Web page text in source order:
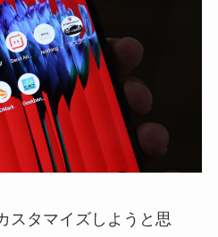
スタマイズしようと思